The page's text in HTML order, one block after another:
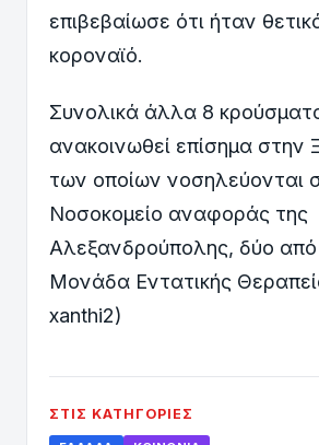
επιβεβαίωσε ότι ήταν
κοροναϊό.
Συνολικά άλλα 8
ανακοινωθεί επίσημα στην
των οποίων νοσηλεύονται
Νοσοκομείο αναφοράς της
Αλεξανδρούπολης, δύο
Μονάδα Εντατικής
xanthi2)
ΣΤΙΣ ΚΑΤΗΓΟΡΊΕΣ